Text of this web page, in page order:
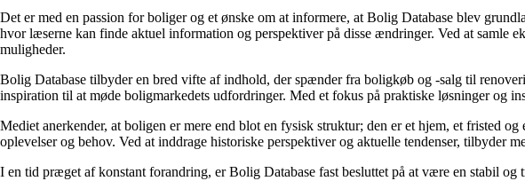
Det er med en passion for boliger og et ønske om at informere, at Bolig Database blev
hvor læserne kan finde aktuel information og perspektiver på disse ændringer. Ved at samle
muligheder.
Bolig Database tilbyder en bred vifte af indhold, der spænder fra boligkøb og -salg til
inspiration til at møde boligmarkedets udfordringer. Med et fokus på praktiske løsninger og
Mediet anerkender, at boligen er mere end blot en fysisk struktur; den er et hjem, et fristed
oplevelser og behov. Ved at inddrage historiske perspektiver og aktuelle tendenser, tilbyder
I en tid præget af konstant forandring, er Bolig Database fast besluttet på at være en stabil